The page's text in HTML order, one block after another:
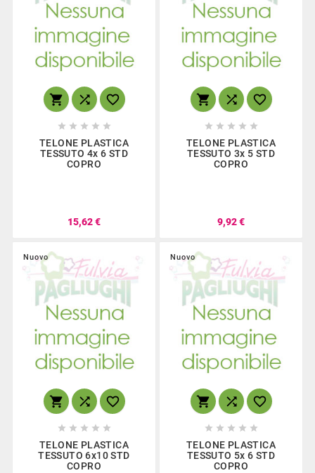
  
    
TELONE PLASTICA
TESSUTO 4x 6 STD
COPRO
15,62 €
  
    
TELONE PLASTICA
TESSUTO 3x 5 STD
COPRO
9,92 €
Nuovo
  
    
TELONE PLASTICA
TESSUTO 6x10 STD
COPRO
Nuovo
  
    
TELONE PLASTICA
TESSUTO 5x 6 STD
COPRO